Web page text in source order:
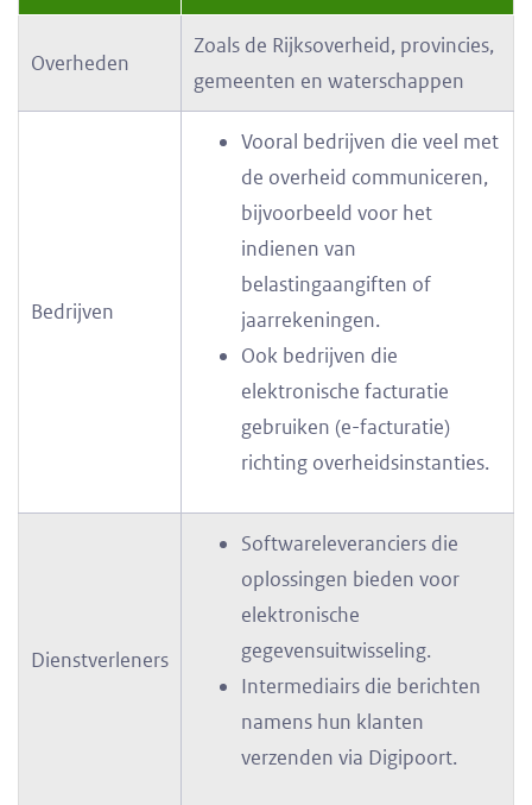
Overheden
Zoals de Rijksoverheid, provincies,
gemeenten en waterschappen
Bedrijven
Vooral bedrijven die veel met
de overheid communiceren,
bijvoorbeeld voor het
indienen van
belastingaangiften of
jaarrekeningen.
Ook bedrijven die
elektronische facturatie
gebruiken (e-facturatie)
richting overheidsinstanties.
Dienstverleners
Softwareleveranciers die
oplossingen bieden voor
elektronische
gegevensuitwisseling.
Intermediairs die berichten
namens hun klanten
verzenden via Digipoort.